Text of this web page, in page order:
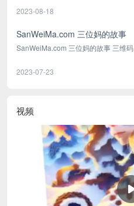
2023-08-18
SanWeiMa.com 三位妈的故事
SanWeiMa.com 三位妈的故事 三维码
2023-07-23
视频